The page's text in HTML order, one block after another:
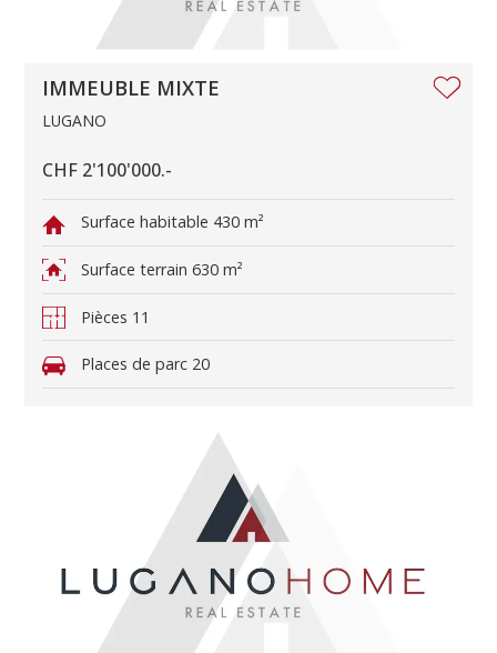
IMMEUBLE MIXTE
LUGANO
CHF 2'100'000.-
Surface habitable 430 m²
Surface terrain 630 m²
Pièces 11
Places de parc 20